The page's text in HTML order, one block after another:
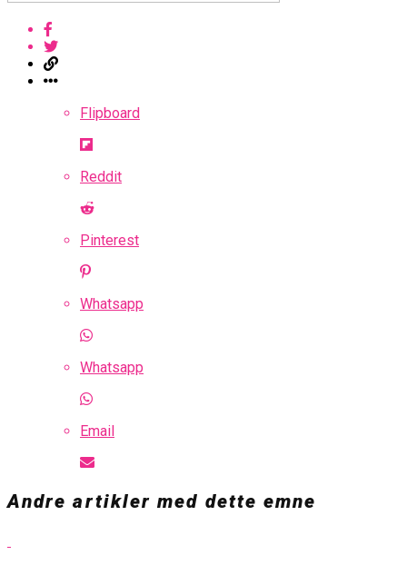
Flipboard
Reddit
Pinterest
Whatsapp
Whatsapp
Email
Andre artikler med dette emne